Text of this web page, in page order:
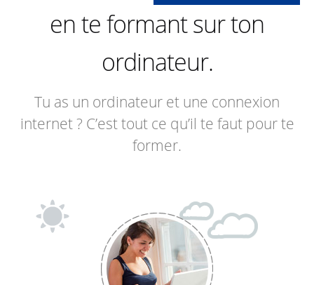
néerlandais
français
anglais
en te formant sur ton
ordinateur.
Tu as un ordinateur et une connexion
internet ? C’est tout ce qu’il te faut pour te
former.